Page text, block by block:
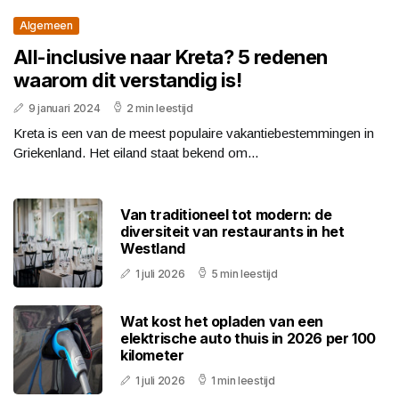
Algemeen
All-inclusive naar Kreta? 5 redenen
waarom dit verstandig is!
9 januari 2024 2 min leestijd
Kreta is een van de meest populaire vakantiebestemmingen in
Griekenland. Het eiland staat bekend om...
Van traditioneel tot modern: de
diversiteit van restaurants in het
Westland
1 juli 2026 5 min leestijd
Wat kost het opladen van een
elektrische auto thuis in 2026 per 100
kilometer
1 juli 2026 1 min leestijd